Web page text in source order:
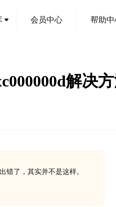
会员中心 帮助中
解决
错了，其实并不是这样。